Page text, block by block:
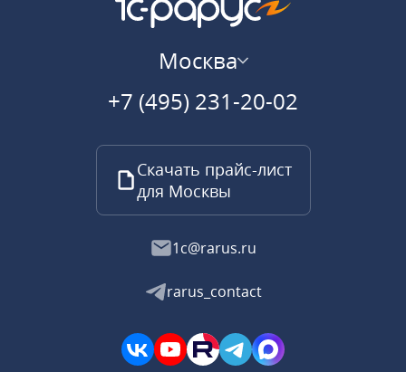
Москва
+7 (495) 231-20-02
Скачать прайс-лист
для Москвы
1c@rarus.ru
rarus_contact